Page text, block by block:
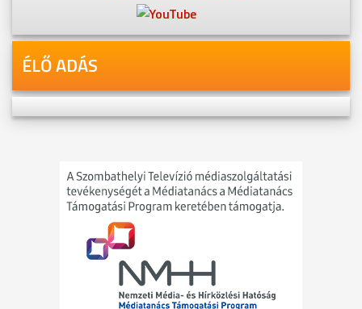
ÉLŐ ADÁS